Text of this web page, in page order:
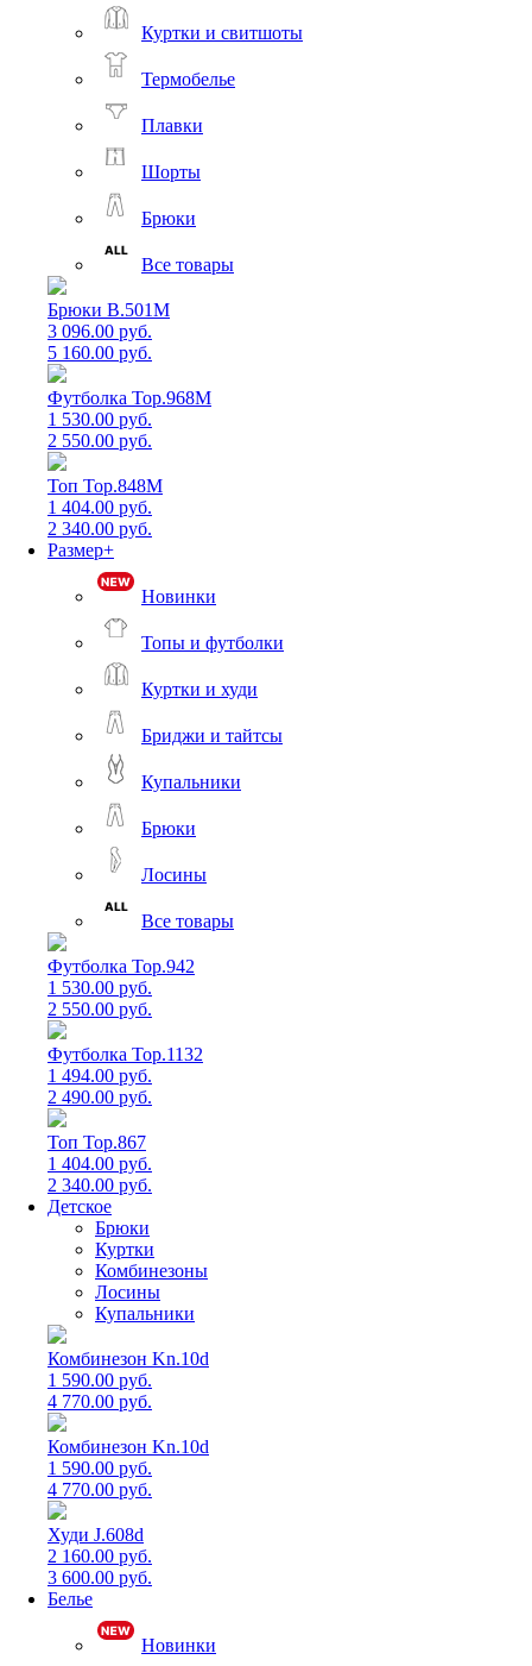
Куртки и свитшоты
Термобелье
Плавки
Шорты
Брюки
Все товары
Брюки B.501M
3 096.00 руб.
5 160.00 руб.
Футболка Top.968M
1 530.00 руб.
2 550.00 руб.
Топ Top.848M
1 404.00 руб.
2 340.00 руб.
Размер+
Новинки
Топы и футболки
Куртки и худи
Бриджи и тайтсы
Купальники
Брюки
Лосины
Все товары
Футболка Top.942
1 530.00 руб.
2 550.00 руб.
Футболка Top.1132
1 494.00 руб.
2 490.00 руб.
Топ Top.867
1 404.00 руб.
2 340.00 руб.
Детское
Брюки
Куртки
Комбинезоны
Лосины
Купальники
Комбинезон Kn.10d
1 590.00 руб.
4 770.00 руб.
Комбинезон Kn.10d
1 590.00 руб.
4 770.00 руб.
Худи J.608d
2 160.00 руб.
3 600.00 руб.
Белье
Новинки